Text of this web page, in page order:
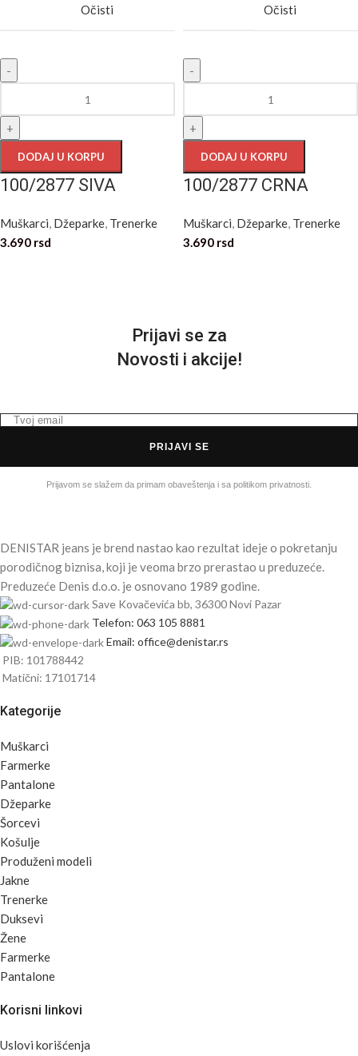
Očisti
-
+
DODAJ U KORPU
100/2877 SIVA
Muškarci, Džeparke, Trenerke
3.690 rsd
Očisti
-
+
DODAJ U KORPU
100/2877 CRNA
Muškarci, Džeparke, Trenerke
3.690 rsd
Prijavi se za
Novosti i akcije!
PRIJAVI SE
Prijavom se slažem da primam obaveštenja i sa politikom privatnosti.
DENISTAR jeans je brend nastao kao rezultat ideje o pokretanju
porodičnog biznisa, koji je veoma brzo prerastao u preduzeće.
Preduzeće Denis d.o.o. je osnovano 1989 godine.
Save Kovačevića bb, 36300 Novi Pazar
Telefon: 063 105 8881
Email: office@denistar.rs
PIB: 101788442
Matični: 17101714
Kategorije
Muškarci
Farmerke
Pantalone
Džeparke
Šorcevi
Košulje
Produženi modeli
Jakne
Trenerke
Duksevi
Žene
Farmerke
Pantalone
Korisni linkovi
Uslovi korišćenja